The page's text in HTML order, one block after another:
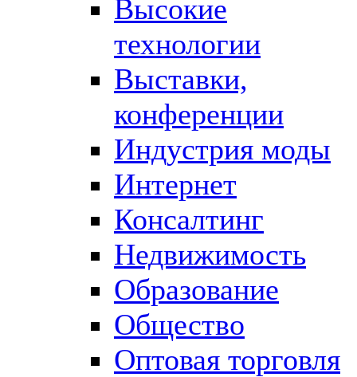
Высокие
технологии
Выставки,
конференции
Индустрия моды
Интернет
Консалтинг
Недвижимость
Образование
Общество
Оптовая торговля